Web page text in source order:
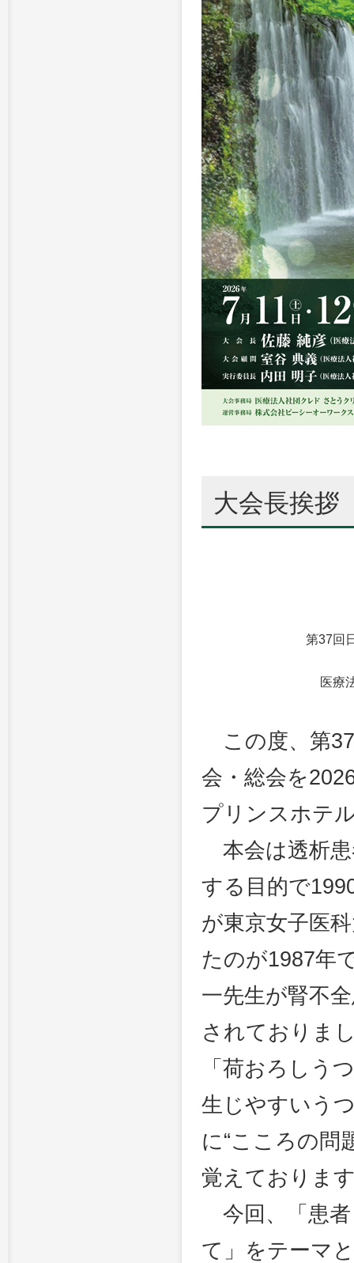
大会長挨拶
第37回
医療
この度、第
会・総会を
プリンスホテ
本会は透析患
する目的で
が東京女子医
たのが1987年
一先生が腎不
されておりま
「荷おろしう
生じやすいう
に“こころの問
覚えておりま
今回、「患
て」をテーマ